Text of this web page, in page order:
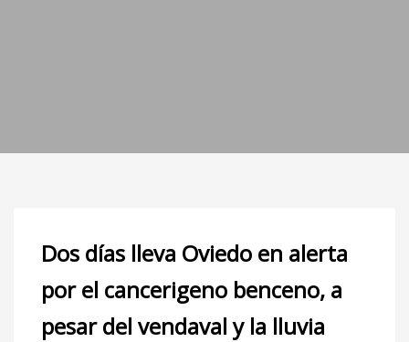
Dos días lleva Oviedo en alerta
por el cancerigeno benceno, a
pesar del vendaval y la lluvia